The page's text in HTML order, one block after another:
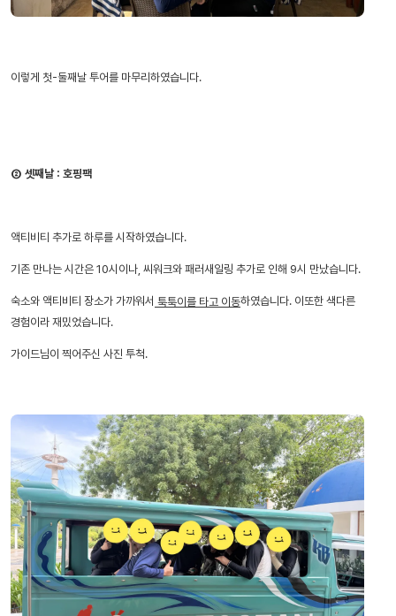
이렇게 첫-둘째날 투어를 마무리하였습니다.
② 셋째날 : 호핑팩
액티비티 추가로 하루를 시작하였습니다.
기존 만나는 시간은 10시이나, 씨워크와 패러새일링 추가로 인해 9시 만났습니다.
숙소와 액티비티 장소가 가까워서 툭툭이를 타고 이동하였습니다. 이또한 색다른
경험이라 재밌었습니다.
가이드님이 찍어주신 사진 투척.